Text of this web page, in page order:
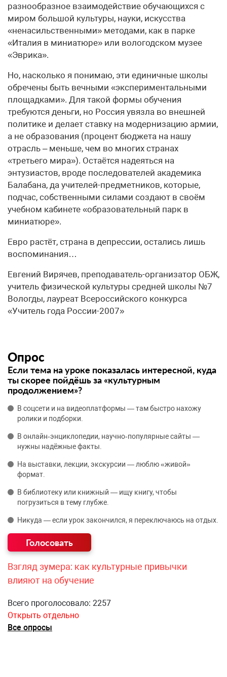
разнообразное взаимодействие обучающихся с
миром большой культуры, науки, искусства
«ненасильственными» методами, как в парке
«Италия в миниатюре» или вологодском музее
«Эврика».
Но, насколько я понимаю, эти единичные школы
обречены быть вечными «экспериментальными
площадками». Для такой формы обучения
требуются деньги, но Россия увязла во внешней
политике и делает ставку на модернизацию армии,
а не образования (процент бюджета на нашу
отрасль – меньше, чем во многих странах
«третьего мира»). Остаётся надеяться на
энтузиастов, вроде последователей академика
Балабана, да учителей-предметников, которые,
подчас, собственными силами создают в своём
учебном кабинете «образовательный парк в
миниатюре».
Евро растёт, страна в депрессии, остались лишь
воспоминания…
Евгений Вирячев, преподаватель-организатор ОБЖ,
учитель физической культуры средней школы №7
Вологды, лауреат Всероссийского конкурса
«Учитель года России-2007»
Опрос
Если тема на уроке показалась интересной, куда
ты скорее пойдёшь за «культурным
продолжением»?
В соцсети и на видеоплатформы — там быстро нахожу
ролики и подборки.
В онлайн‑энциклопедии, научно‑популярные сайты —
нужны надёжные факты.
На выставки, лекции, экскурсии — люблю «живой»
формат.
В библиотеку или книжный — ищу книгу, чтобы
погрузиться в тему глубже.
Никуда — если урок закончился, я переключаюсь на отдых.
Взгляд зумера: как культурные привычки
влияют на обучение
Всего проголосовало: 2257
Открыть отдельно
Все опросы